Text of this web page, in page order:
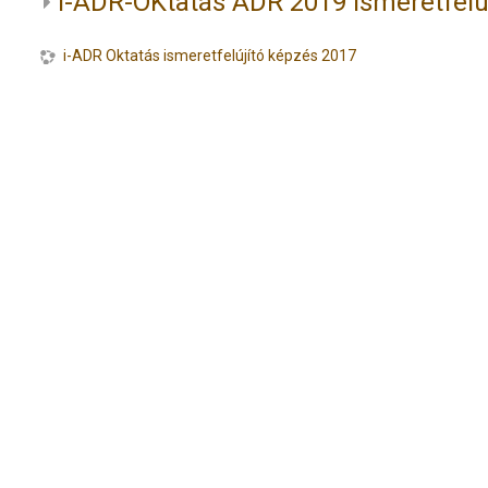
i-ADR Oktatás ismeretfelújító képzés 2017